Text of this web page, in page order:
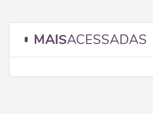
MAISACESSADAS